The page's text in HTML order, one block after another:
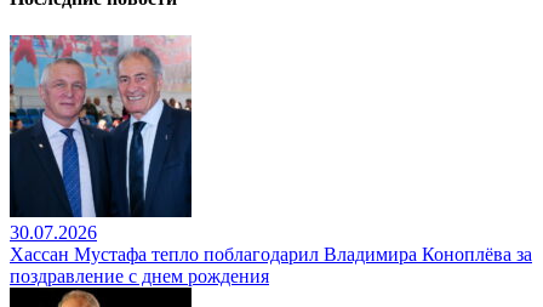
30.07.2026
Хассан Мустафа тепло поблагодарил Владимира Коноплёва за
поздравление с днем рождения